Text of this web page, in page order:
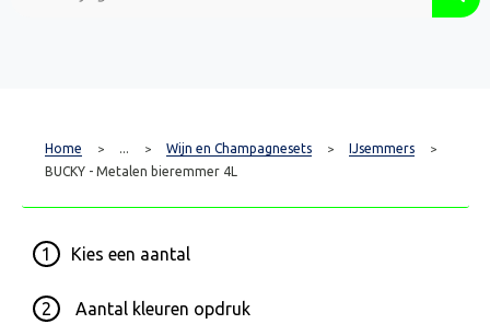
Custom Made Projecten
Home > ... > Wijn en Champagnesets > IJsemmers >
BUCKY - Metalen bieremmer 4L
1 Kies een aantal
2 Aantal kleuren opdruk